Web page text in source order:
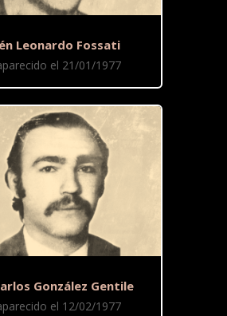
Leonardo Fossati
el 21/01/1977
González Gentile
el 12/02/1977